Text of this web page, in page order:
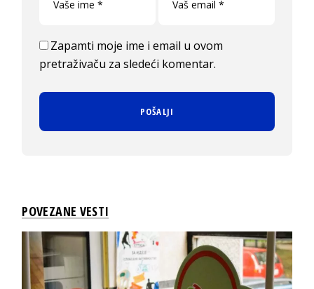
Zapamti moje ime i email u ovom
pretraživaču za sledeći komentar.
POVEZANE VESTI